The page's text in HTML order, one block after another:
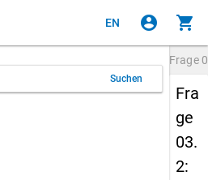
EN account_circle shopping_cart
Suchen
Frage
Fra
ge
03.
2: